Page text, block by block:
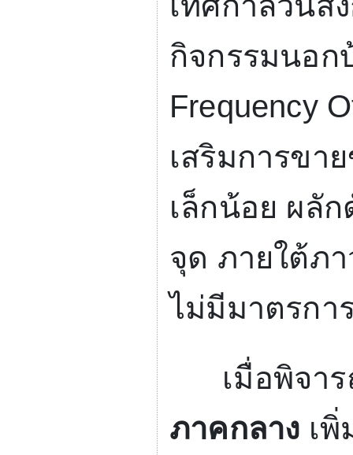
กิจกรรมนอก
Frequency
เสริมการขา
เล็กน้อย ผลั
จุด ภายใต้ภ
ไม่มีมาตรกา
เมื่อพิจาร
ภาคกลาง เ